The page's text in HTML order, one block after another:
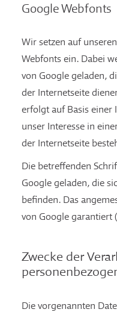
Google Webfonts
Wir setzen auf
Webfonts ein. Dabei
von Google geladen,
der Internetseite
erfolgt auf Basis einer
unser Interesse in
der Internetseite
Die betreffenden
Google geladen, die
befinden. Das
von Google garantiert
Zwecke der
Die vorgenannten